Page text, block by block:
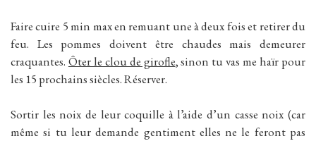
Faire cuire 5 min max en remuant une à deux fois et retirer du
feu. Les pommes doivent être chaudes mais demeurer
craquantes. Ôter le clou de girofle, sinon tu vas me haïr pour
les 15 prochains siècles. Réserver.
Sortir les noix de leur coquille à l’aide d’un casse noix (car
même si tu leur demande gentiment elles ne le feront pas